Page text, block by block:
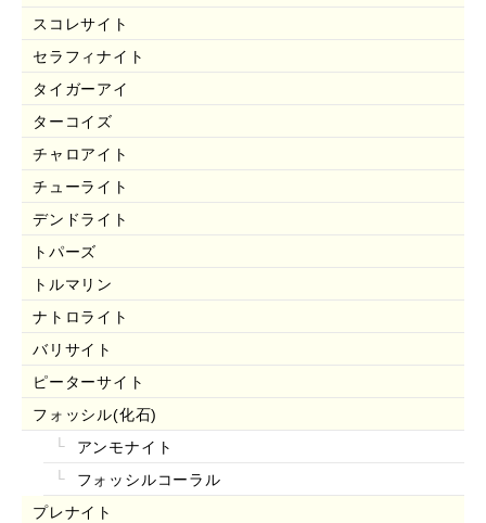
スコレサイト
セラフィナイト
タイガーアイ
ターコイズ
チャロアイト
チューライト
デンドライト
トパーズ
トルマリン
ナトロライト
バリサイト
ピーターサイト
フォッシル(化石)
アンモナイト
フォッシルコーラル
プレナイト